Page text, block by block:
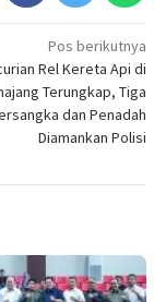
Pos berikutnya
Rel Kereta Api di
Terungkap, Tiga
dan Penadah
Diamankan Polisi